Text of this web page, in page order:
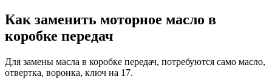
Как заменить моторное масло в
коробке передач
Для замены масла в коробке передач, потребуются само масло,
отвертка, воронка, ключ на 17.